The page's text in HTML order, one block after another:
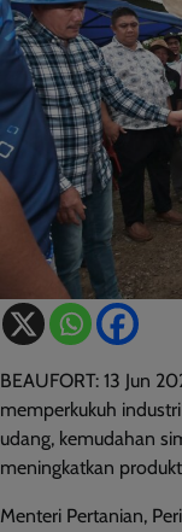
BEAUFORT: 13 Jun
memperkukuh
udang, kemudahan
meningkatkan
Menteri Pertanian,